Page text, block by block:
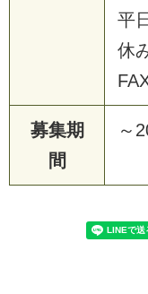
平
休
募集期
間
～